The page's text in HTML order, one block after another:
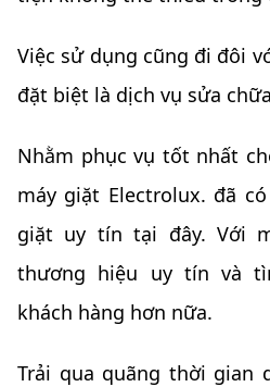
Việc sử dụng cũng đi đôi
đặt biệt là dịch vụ sửa
Nhằm phục vụ tốt nhất
máy giặt Electrolux. đã
giặt uy tín tại đây. Với
thương hiệu uy tín và
khách hàng hơn nữa.
Trải qua quãng thời gian